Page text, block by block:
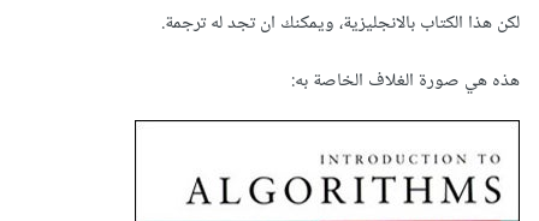
لكن هذا الكتاب بالانجليزية، ويمكنك ان تجد له ترجمة.
هذه هي صورة الغلاف الخاصة به: